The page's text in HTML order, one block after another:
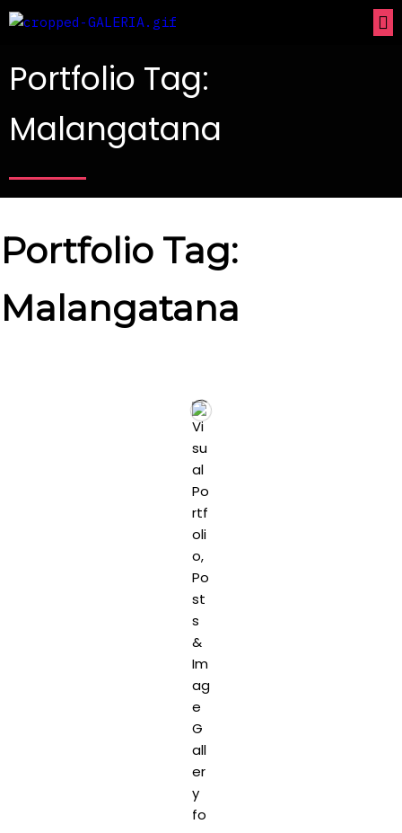
Portfolio Tag:
Malangatana
Portfolio Tag:
Malangatana